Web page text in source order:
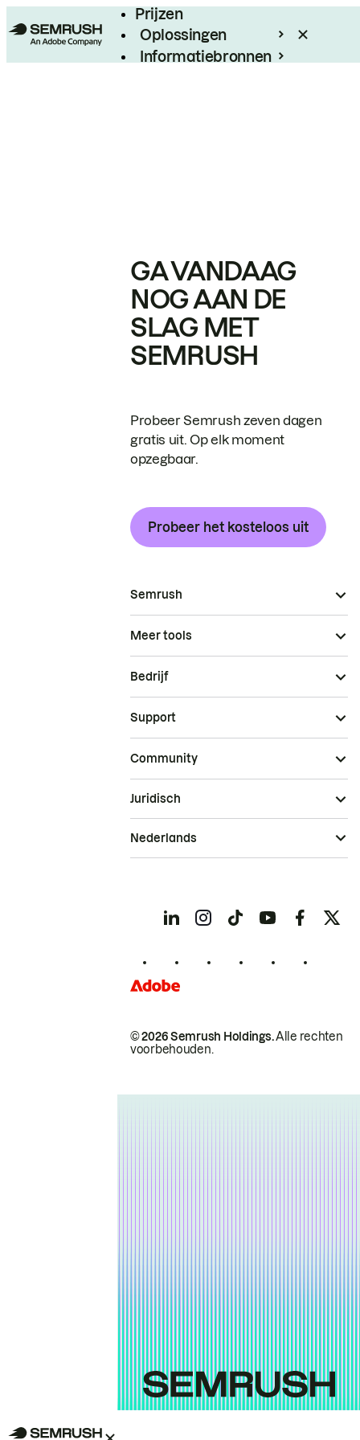
Prijzen
Oplossingen
Informatiebronnen
GA VANDAAG
NOG AAN DE
SLAG MET
SEMRUSH
Probeer Semrush zeven dagen
gratis uit. Op elk moment
opzegbaar.
Probeer het kosteloos uit
Semrush
Meer tools
Bedrijf
Support
Community
© 2026 Semrush Holdings.Alle rechten
voorbehouden.
Juridisch
Nederlands